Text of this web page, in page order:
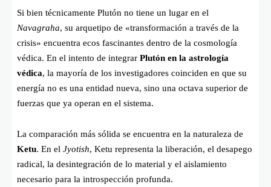
Si bien técnicamente Plutón no tiene un lugar en el
Navagraha, su arquetipo de «transformación a través de la
crisis» encuentra ecos fascinantes dentro de la cosmología
védica. En el intento de integrar Plutón en la astrología
védica, la mayoría de los investigadores coinciden en que su
energía no es una entidad nueva, sino una octava superior de
fuerzas que ya operan en el sistema.
La comparación más sólida se encuentra en la naturaleza de
Ketu. En el Jyotish, Ketu representa la liberación, el desapego
radical, la desintegración de lo material y el aislamiento
necesario para la introspección profunda.